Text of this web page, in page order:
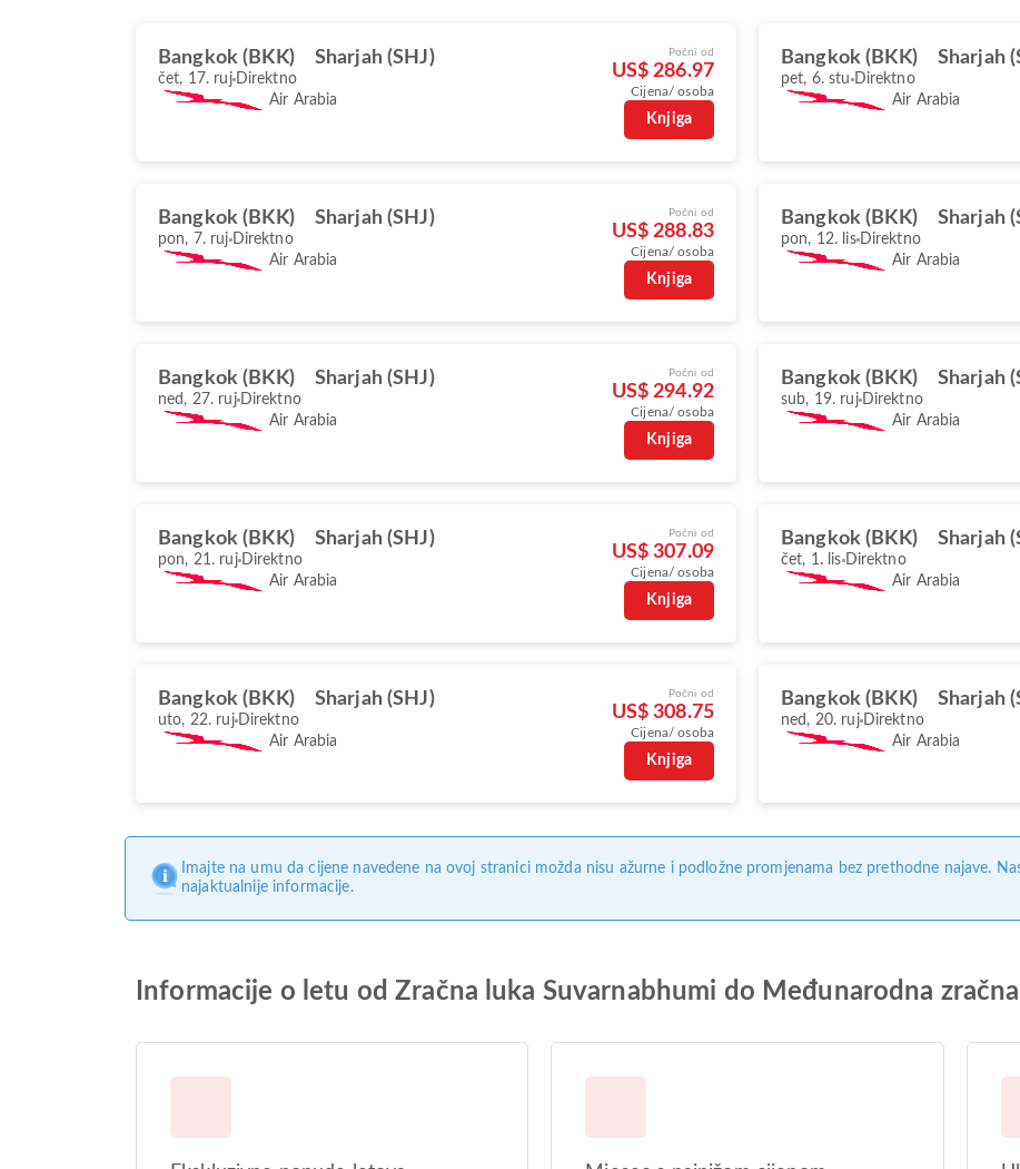
Bangkok (BKK) Sharjah (SHJ)
čet, 17. ruj Direktno
Air Arabia
Počni od
US$ 286.97
Cijena/ osoba
Knjiga
Bangkok (BKK) Sharjah
pet, 6. stu Direktno
Air Arabia
Bangkok (BKK) Sharjah (SHJ)
pon, 7. ruj Direktno
Air Arabia
Počni od
US$ 288.83
Cijena/ osoba
Knjiga
Bangkok (BKK) Sharjah
pon, 12. lis Direktno
Air Arabia
Bangkok (BKK) Sharjah (SHJ)
ned, 27. ruj Direktno
Air Arabia
Počni od
US$ 294.92
Cijena/ osoba
Knjiga
Bangkok (BKK) Sharjah
sub, 19. ruj Direktno
Air Arabia
Bangkok (BKK) Sharjah (SHJ)
pon, 21. ruj Direktno
Air Arabia
Počni od
US$ 307.09
Cijena/ osoba
Knjiga
Bangkok (BKK) Sharjah
čet, 1. lis Direktno
Air Arabia
Bangkok (BKK) Sharjah (SHJ)
uto, 22. ruj Direktno
Air Arabia
Počni od
US$ 308.75
Cijena/ osoba
Knjiga
Bangkok (BKK) Sharjah
ned, 20. ruj Direktno
Air Arabia
Imajte na umu da cijene navedene na ovoj stranici možda nisu ažurne i podložne promjenama bez prethodne najave.
najaktualnije informacije.
Informacije o letu od Zračna luka Suvarnabhumi do Međunarodna